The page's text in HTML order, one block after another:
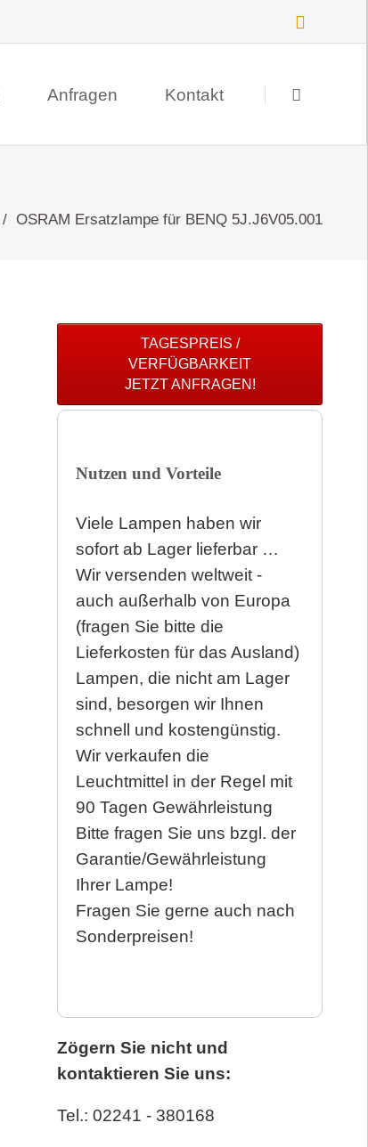
überspringen
Anfragen Kontakt
OSRAM Ersatzlampe für BENQ 5J.J6V05.001
TAGESPREIS /
VERFÜGBARKEIT
JETZT ANFRAGEN!
Nutzen und Vorteile
Viele Lampen haben wir
sofort ab Lager lieferbar …
Wir versenden weltweit -
auch außerhalb von Europa
(fragen Sie bitte die
Lieferkosten für das Ausland)
Lampen, die nicht am Lager
sind, besorgen wir Ihnen
schnell und kostengünstig.
Wir verkaufen die
Leuchtmittel in der Regel mit
90 Tagen Gewährleistung
Bitte fragen Sie uns bzgl. der
Garantie/Gewährleistung
Ihrer Lampe!
Fragen Sie gerne auch nach
Sonderpreisen!
Zögern Sie nicht und
kontaktieren Sie uns:
Tel.: 02241 - 380168